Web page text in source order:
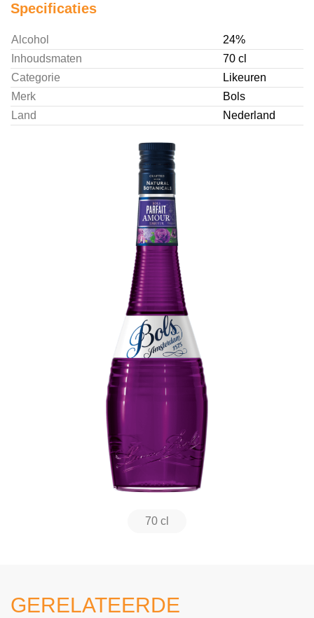
Specificaties
Alcohol
24%
Inhoudsmaten
70 cl
Categorie
Likeuren
Merk
Bols
Land
Nederland
70 cl
GERELATEERDE